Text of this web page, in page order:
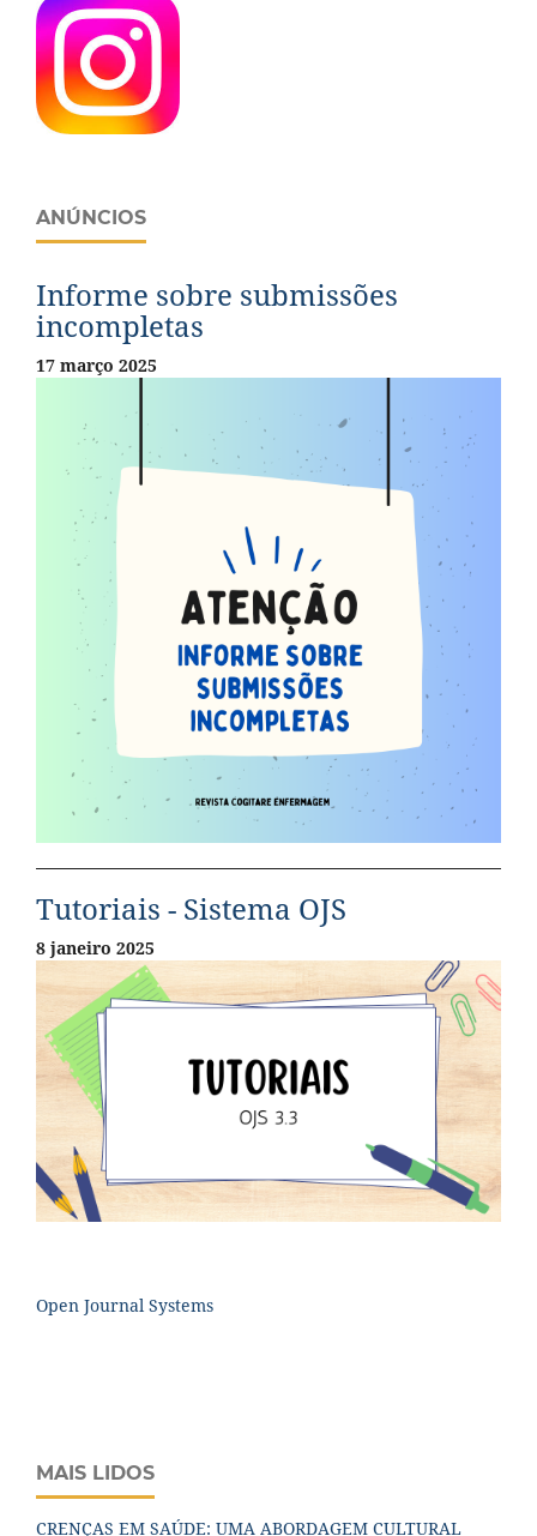
ANÚNCIOS
Informe sobre submissões
incompletas
17 março 2025
Tutoriais - Sistema OJS
8 janeiro 2025
Open Journal Systems
MAIS LIDOS
CRENÇAS EM SAÚDE: UMA ABORDAGEM CULTURAL